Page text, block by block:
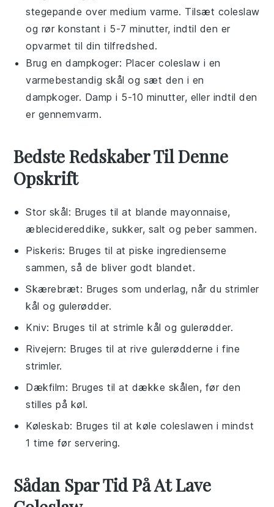
stegepande over medium varme. Tilsæt coleslaw
og rør konstant i 5-7 minutter, indtil den er
opvarmet til din tilfredshed.
Brug endampkoger: Placercoleslaw i en
varmebestandig skål og sæt den i en
dampkoger. Damp i 5-10 minutter, eller indtil den
er gennemvarm.
Bedste Redskaber Til Denne
Opskrift
Stor skål: Bruges til at blande mayonnaise,
æblecidereddike, sukker, salt og peber sammen.
Piskeris: Bruges til at piske ingredienserne
sammen, så de bliver godt blandet.
Skærebræt: Bruges som underlag, når du strimler
kål og gulerødder.
Kniv: Bruges til at strimle kål og gulerødder.
Rivejern: Bruges til at rive gulerødderne i fine
strimler.
Dækfilm: Bruges til at dække skålen, før den
stilles på køl.
Køleskab: Bruges til at køle coleslawen i mindst
1 time før servering.
Sådan Spar Tid På At Lave